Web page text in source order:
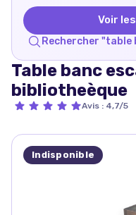
Voir
Rechercher "table
Table banc
bibliotheèque
Avis : 4,7/5
Indisponible